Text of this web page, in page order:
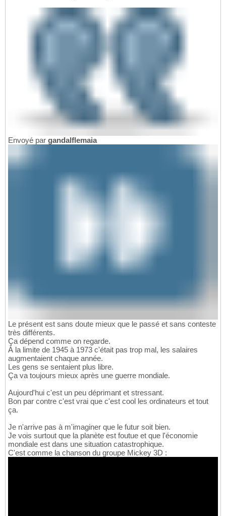
Envoyé par gandalflemaia
Le présent est sans doute mieux que le passé et sans conteste
très différents.
Ça dépend comme on regarde.
À la limite de 1945 à 1973 c'était pas trop mal, les salaires
augmentaient chaque année.
Les gens se sentaient plus libre.
Ça va toujours mieux après une guerre mondiale.
Aujourd'hui c'est un peu déprimant et stressant.
Bon par contre c'est vrai que c'est cool les ordinateurs et tout
ça.
Je n'arrive pas à m'imaginer que le futur soit bien.
Je vois surtout que la planète est foutue et que l'économie
mondiale est dans une situation catastrophique.
C'est comme la chanson du groupe Mickey 3D :